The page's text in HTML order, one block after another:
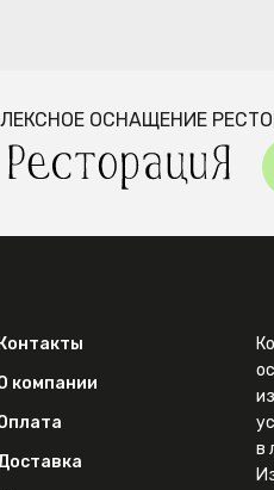
ОСНАЩЕНИЕ
Контакты
компании
в